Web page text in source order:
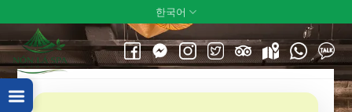
to
content
한국어